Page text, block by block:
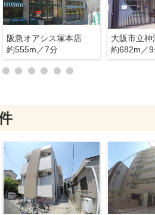
阪急オアシス塚本店
約555m／7分
大阪市立神
約682m／